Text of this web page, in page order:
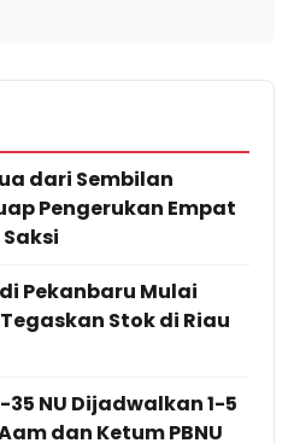
dari Sembilan
Pengerukan Empat
Pekanbaru Mulai
Stok di Riau
NU Dijadwalkan 1-5
dan Ketum PBNU